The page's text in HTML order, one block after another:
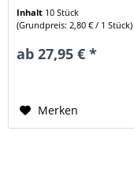
Inhalt 10 Stück
(Grundpreis: 2,80 € / 1 Stück)
ab 27,95 € *
Merken